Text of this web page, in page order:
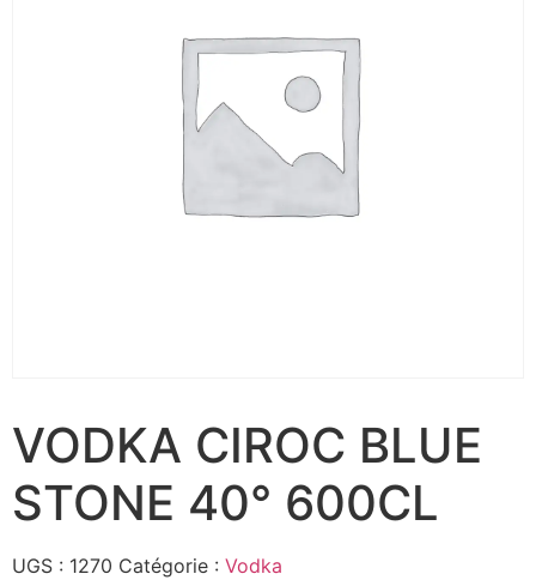
VODKA CIROC BLUE
STONE 40° 600CL
UGS : 1270 Catégorie : Vodka